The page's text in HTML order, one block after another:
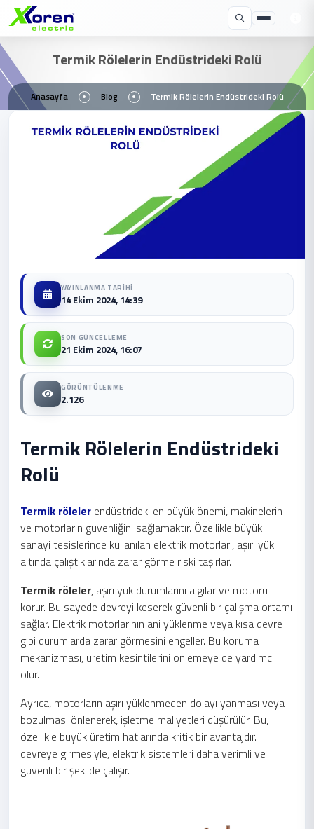
Termik Rölelerin Endüstrideki Rolü
Anasayfa Blog Termik Rölelerin Endüstrideki Rolü
YAYINLANMA TARIHI
14 Ekim 2024, 14:39
SON GÜNCELLEME
21 Ekim 2024, 16:07
GÖRÜNTÜLENME
2.126
Termik Rölelerin Endüstrideki
Rolü
Termik röleler endüstrideki en büyük önemi, makinelerin
ve motorların güvenliğini sağlamaktır. Özellikle büyük
sanayi tesislerinde kullanılan elektrik motorları, aşırı yük
altında çalıştıklarında zarar görme riski taşırlar.
Termik röleler, aşırı yük durumlarını algılar ve motoru
korur. Bu sayede devreyi keserek güvenli bir çalışma ortamı
sağlar. Elektrik motorlarının ani yüklenme veya kısa devre
gibi durumlarda zarar görmesini engeller. Bu koruma
mekanizması, üretim kesintilerini önlemeye de yardımcı
olur.
Ayrıca, motorların aşırı yüklenmeden dolayı yanması veya
bozulması önlenerek, işletme maliyetleri düşürülür. Bu,
özellikle büyük üretim hatlarında kritik bir avantajdır.
devreye girmesiyle, elektrik sistemleri daha verimli ve
güvenli bir şekilde çalışır.